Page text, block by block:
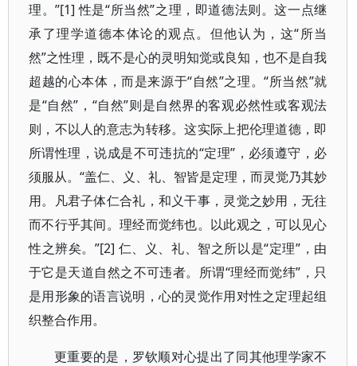
理。”[1] 性是“所当然”之理，即道德法则。这一点继
承了理学道德本体论的观点。但他认为，这“所当
然”之性理，既不是心的灵明知觉或良知，也不是自我
超越的心本体，而是来源于“自然”之理。“所当然”就
是“自然”，“自然”则是自然界的客观必然性或客观法
则，不以人的意志为转移。这实际上把伦理道德，即
所谓性理，说成是不可违抗的“定理”，必须遵守，必
须服从。“盖仁、义、礼、智皆是定理，而灵觉乃其妙
用。凡君子体仁合礼，和义干事，灵觉之妙用，无往
而不行乎其间。理经而觉纬也。以此观之，可以见心
性之辨矣。”[2] 仁、义、礼、智之所以是“定理”，由
于它是天道自然之不可违者。所谓“理经而觉纬”，只
是用形象的语言说明，心的灵觉作用对性之定理起组
织整合作用。
更重要的是，罗钦顺对心提出了同其他理学家不